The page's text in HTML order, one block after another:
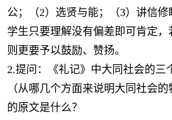
公；（2）选贤与能；（3）讲信修
学生只要理解没有偏差即可肯定
则更要予以鼓励、赞扬。
2.提问：《礼记》中大同社会的三
（从哪几个方面来说明大同社会
的原文是什么？